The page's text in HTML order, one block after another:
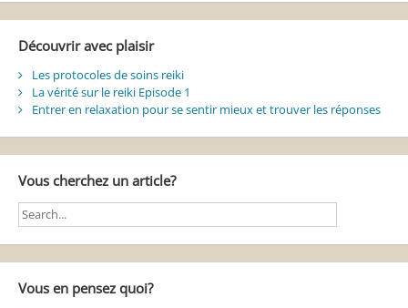
Découvrir avec plaisir
Les protocoles de soins reiki
La vérité sur le reiki Episode 1
Entrer en relaxation pour se sentir mieux et trouver les réponses
Vous cherchez un article?
Vous en pensez quoi?